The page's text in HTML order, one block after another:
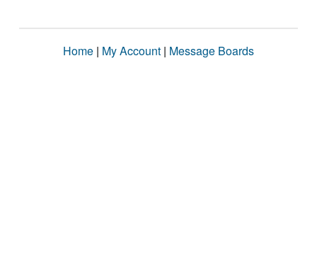
Home | My Account | Message Boards